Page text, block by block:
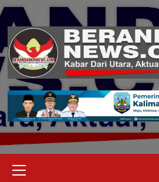
Skip
content
Menu